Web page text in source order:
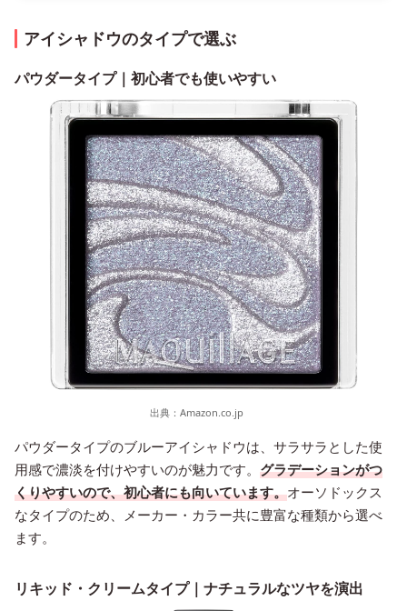
アイシャドウのタイプで選ぶ
パウダータイプ｜初心者でも使いやすい
出典： Amazon.co.jp
パウダータイプのブルーアイシャドウは、サラサラとした使
用感で濃淡を付けやすいのが魅力です。 グラデーションがつ
くりやすいので、初心者にも向いています。オーソドックス
なタイプのため、メーカー・カラー共に豊富な種類から選べ
ます。
リキッド・クリームタイプ｜ナチュラルなツヤを演出